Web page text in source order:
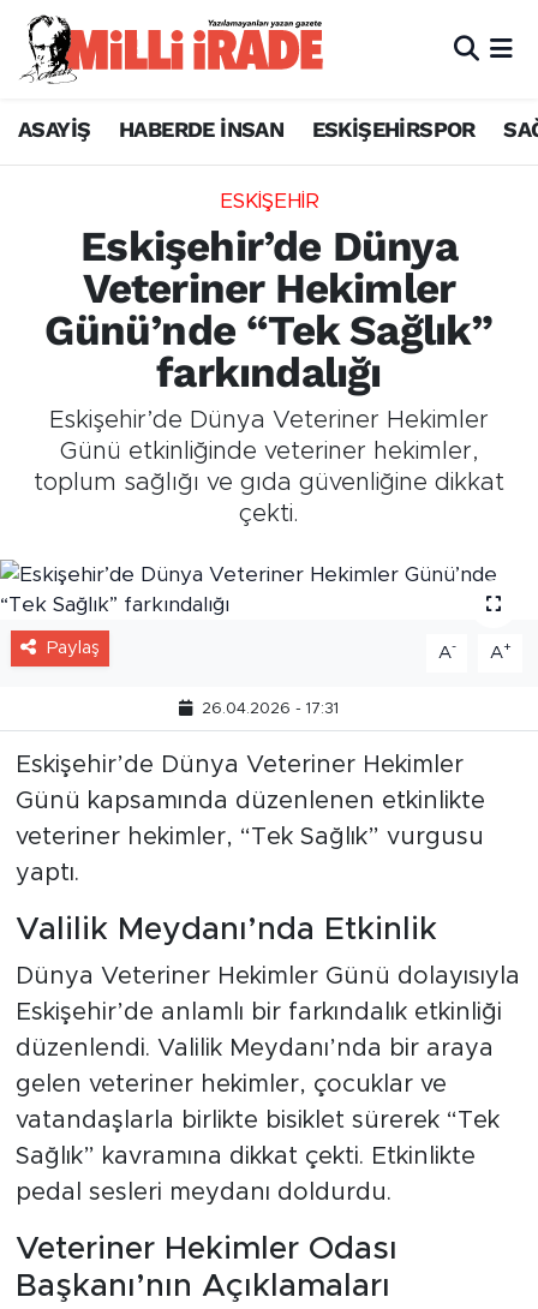
ASAYİŞ HABERDE İNSAN ESKİŞEHİRSPOR
ESKİŞEHİR
Eskişehir’de Dünya
Veteriner Hekimler
Günü’nde “Tek Sağlık”
farkındalığı
Eskişehir’de Dünya Veteriner Hekimler
Günü etkinliğinde veteriner hekimler,
toplum sağlığı ve gıda güvenliğine dikkat
çekti.
Paylaş A- A+
26.04.2026 - 17:31
Eskişehir’de Dünya Veteriner Hekimler
Günü kapsamında düzenlenen etkinlikte
veteriner hekimler, “Tek Sağlık” vurgusu
yaptı.
Valilik Meydanı’nda Etkinlik
Dünya Veteriner Hekimler Günü dolayısıyla
Eskişehir’de anlamlı bir farkındalık etkinliği
düzenlendi. Valilik Meydanı’nda bir araya
gelen veteriner hekimler, çocuklar ve
vatandaşlarla birlikte bisiklet sürerek “Tek
Sağlık” kavramına dikkat çekti. Etkinlikte
pedal sesleri meydanı doldurdu.
Veteriner Hekimler Odası
Başkanı’nın Açıklamaları